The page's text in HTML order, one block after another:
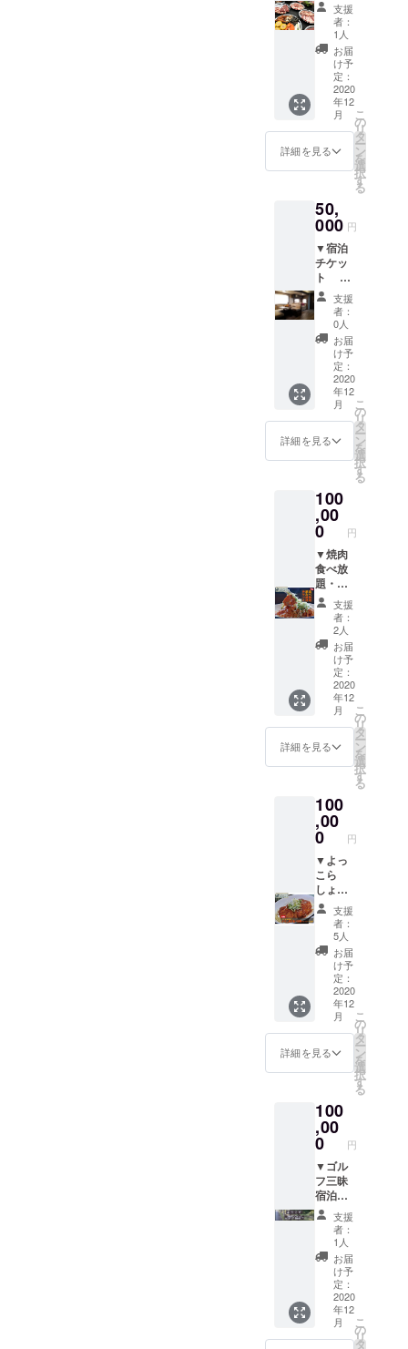
く）。
※ＢＢＱ
プラン
に変更
する場
合は追
加で別
途料金
をいた
す。 ※
詳しい
関する
情報は
こちら
のサイ
トから
ご確認
くださ
い。
https://
hotel.tr
avel.ra
kuten.c
o.jp/hot
elinfo/pl
an/1687
85 ※備
考欄に
利用者
の構成
〇〇
人・子
ども〇
〇人）
を記載
してく
ださ
い。
（上限6
名） ※
問い合
わせ・
予約は
こちら
から
0293-
44-
7555（
メイズ
ムラン
090－
2222－
8255（
村田）
分かれ
る場合
には、2
コース
分お申
し込み
くださ
い。）
※前日
たは当
日昼間
な方
は、
20,000
円の
「手ぶ
らバー
ベ
キュー
チケッ
ト」と
合わせ
てお申
し込み
くださ
い。 ▼
お手紙
ト
※17時〜
22時と
させて
いただ
きま
す。
●宿泊
※宿泊
は4名様
1棟でお
願いい
2棟以上
をご利
用され
る場合
には、
別途宿
泊費を
申し受
けま
す。
●入浴
▼お礼
のお手
までの
どちら
かをお
選びく
ださ
い。
※6名様
までの
予約と
させて
いただ
過分は
別途お
支払い
をお願
いいた
しま
す。
※予約が
必要で
す。
（講師
の都合
でご希
望の日
時に添
場合も
ありま
日時は
メイズ
ムラン
業日
（不定
休）営
業時間
に準じ
ます。
▼お礼
のお手
ド、時
間は15
時〜16
時程度
とさせ
ていた
だきま
す。
※1日1
組15名
様まで
す。
※予約が
必要で
す。
（漁師
さんの
都合で
ご希望
の日時
に添え
ない場
合もあ
りま
す。）
※利用
日時は
メイズ
（不定
休）営
業時間
に準じ
ます。
▼お礼
のお手
紙
チケッ
ト ●
旬のお
勧め海
鮮食材
付きの
バーベ
キュー
チケッ
ト ※
食材例
（１人
釣れた
漁師さ
んお勧
めの魚
／牛肉
約100g
／豚肉
約100g
／鶏肉
125g／
イカ 半
身／
ソー
セージ1
本／野
菜／ご
飯
※11時〜
17時か
ら22時
までの
どちら
かをお
選びく
ださ
い。
※12名様
までの
予約と
させて
いただ
きま
す。
※人数超
過分は
別途お
しま
す。
※予約が
必要で
す。
※利用日
時はメ
イズム
ランド
の営業
日（不
定休）
営業時
間に準
じま
す。 ▼
お礼の
お手紙
支援
者：
1人
お届
け予
定：
2020
年12
月
詳細を見る
こ
の
リ
タ
ー
ン
を
選
択
す
る
50,
000 円
▼宿泊
チケッ
ト ●
夕食
（食べ
放題ま
たは
バーベ
キュー
から選
択可
能）／
朝食
●露天風
呂 ●
宿泊
6名様ま
で1棟で
お願い
いたし
ます。
2棟以
上をご
利用さ
れる場
合に
は、別
途宿泊
費を申
し受け
ます。
※予約
が必要
です。
※6名
様まで
とさせ
ていた
だきま
す。
※利用日
時はメ
イズム
ランド
の営業
日（不
定休）
営業時
間に準
じま
す。
詳しく
は本文
内のお
問い合
わせ先
連絡く
ださ
い。 ▼
お礼の
お手紙
支援
者：
0人
お届
け予
定：
2020
年12
月
詳細を見る
こ
の
リ
タ
ー
ン
を
選
択
す
る
100
,00
0 円
▼焼肉
食べ放
題・飲
み放題
チケッ
ト ●
よっこ
しょっ
にて焼
肉食べ
放題・
飲み放
題（90
分）
特選カ
牛カル
ビ／キ
ング
ポーク
カルビ
／豚
ロース
／トロ
トロト
ントロ
／赤肉
／鶏モ
モ肉／
セセリ
／ハツ
モト／
豚ホル
モン／
シャキ
シャキ
ン／タ
ン先／
テッ
チャン
／ソー
セージ
／ライ
ス／
スープ
／キム
チ／
チョレ
ギサラ
ダ／ニ
ラチヂ
ミ／海
鮮チヂ
支援
者：
2人
お届
け予
定：
2020
年12
月
詳細を見る
こ
の
リ
タ
ー
ン
を
選
択
す
る
100
,00
0 円
▼よっ
こら
しょっ
名物か
らし焼
き生涯
食べ放
題チ
ケット
●生涯
からし
焼きが
食べ放
題 ※1
日1回限
り以下
で使用
可能・
全ての
からし
焼きが
対象で
す。
※本人の
み使用
可能で
す。 <
店舗>
●よっ
こら
しょっ
北茨城
総本店
支援
者：
5人
お届
け予
定：
2020
年12
月
詳細を見る
こ
の
リ
タ
ー
ン
を
選
択
す
る
100
,00
0 円
▼ゴル
フ三昧
宿泊プ
ラン
●ゴル
フ・昼
食（茨
城パシ
フィッ
クカン
トリー
倶楽
部）
支援
者：
1人
お届
け予
定：
2020
年12
月
こ
の
リ
タ